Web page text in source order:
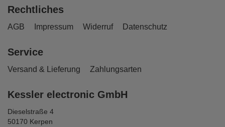
Rechtliches
AGB Impressum Widerruf Datenschutz
Service
Versand & Lieferung Zahlungsarten
Kessler electronic GmbH
Dieselstraße 4
50170 Kerpen